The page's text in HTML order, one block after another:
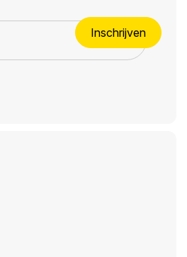
Inschrijven